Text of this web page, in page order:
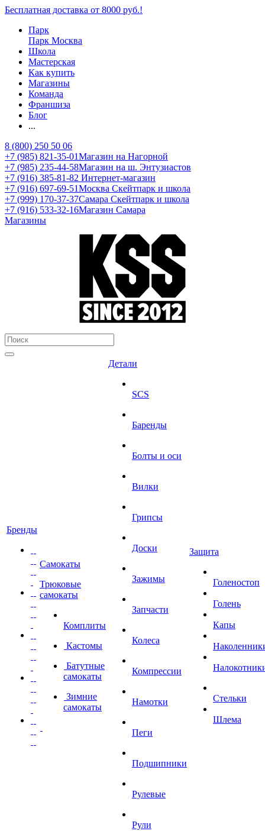
Бесплатная доставка от 8000 руб.!
Парк
Парк Москва
Школа
Мастерская
Как купить
Магазины
Команда
Франшиза
Блог
...
8 (800) 250 50 06
+7 (985) 821-35-01Магазин на Нагорной
+7 (985) 235-44-58Магазин на ш. Энтузиастов
+7 (916) 385-81-82 Интернет-магазин
+7 (916) 697-69-51Москва Скейтпарк и школа
+7 (999) 170-37-37Самара Скейтпарк и школа
+7 (916) 533-32-16Магазин Самара
Магазины
Бренды
Самокаты
Трюковые
самокаты
Комплиты
Кастомы
Батутные
самокаты
Зимние
самокаты
Детали
SCS
Баренды
Болты и оси
Вилки
Грипсы
Доски
Зажимы
Запчасти
Колеса
Компрессии
Намотки
Пеги
Подшипники
Рулевые
Рули
Защита
Голеностоп
Голень
Капы
Стельки
Шлема